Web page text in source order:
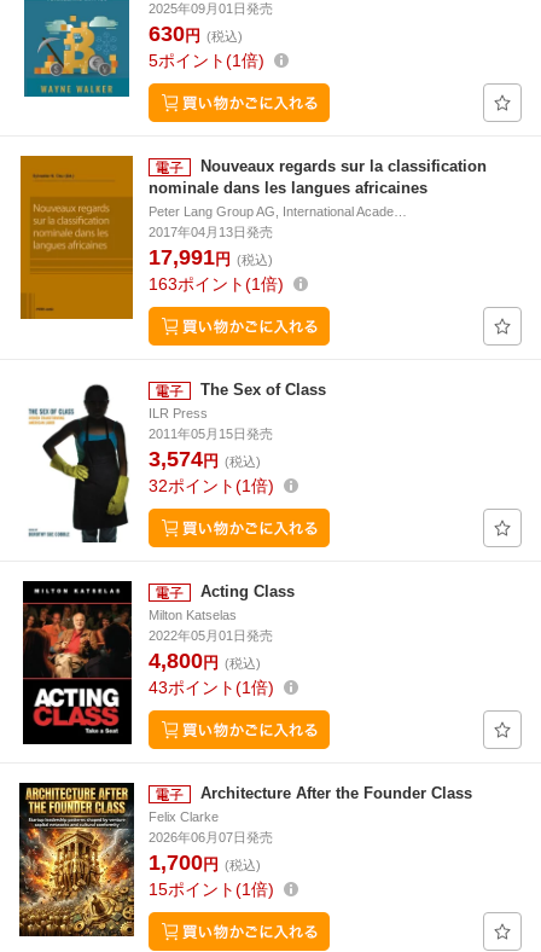
2025年09月01日発売
630円 (税込)
5ポイント 1倍
Nouveaux regards sur la classification
nominale dans les langues africaines
Peter Lang Group AG, International Acade…
2017年04月13日発売
17,991円 (税込)
163ポイント 1倍
The Sex of Class
ILR Press
2011年05月15日発売
3,574円 (税込)
32ポイント 1倍
Acting Class
Milton Katselas
2022年05月01日発売
4,800円 (税込)
43ポイント 1倍
Architecture After the Founder Class
Felix Clarke
2026年06月07日発売
1,700円 (税込)
15ポイント 1倍